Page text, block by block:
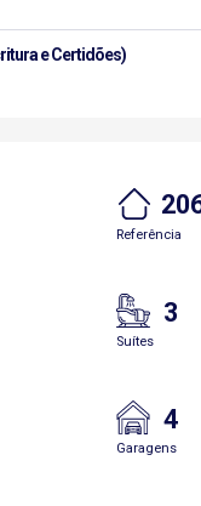
e Certidões)
Referência
3
Suítes
4
Garagens